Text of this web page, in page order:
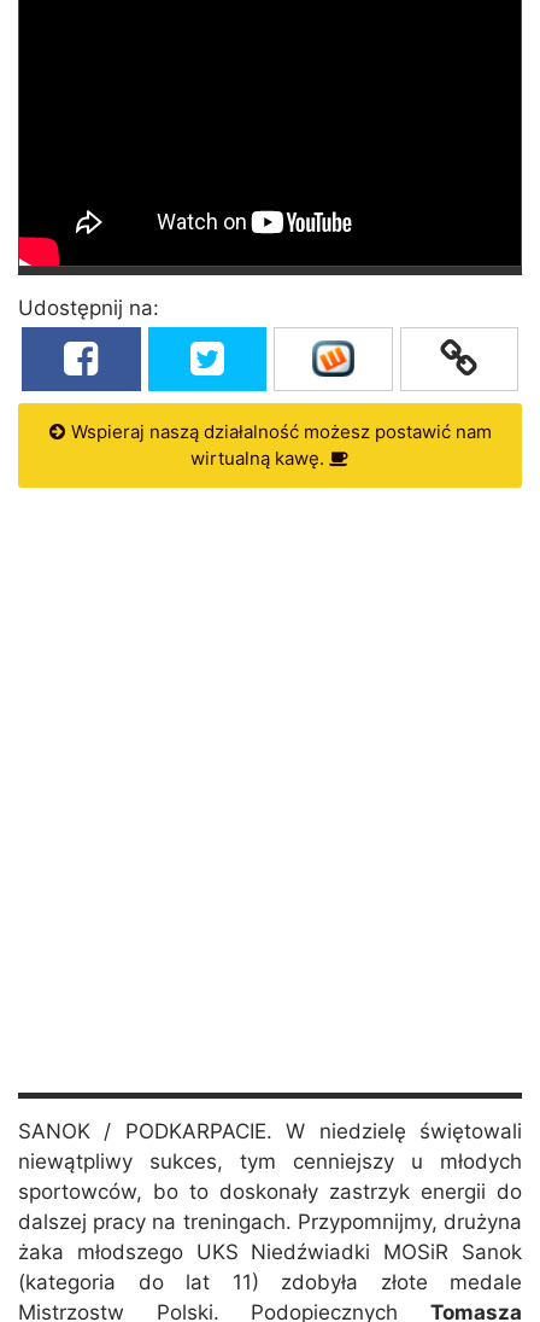
Udostępnij na:
Wspieraj naszą działalność możesz postawić nam
wirtualną kawę.
SANOK / PODKARPACIE. W niedzielę świętowali
niewątpliwy sukces, tym cenniejszy u młodych
sportowców, bo to doskonały zastrzyk energii do
dalszej pracy na treningach. Przypomnijmy, drużyna
żaka młodszego UKS Niedźwiadki MOSiR Sanok
(kategoria do lat 11) zdobyła złote medale
Mistrzostw Polski. Podopiecznych Tomasza